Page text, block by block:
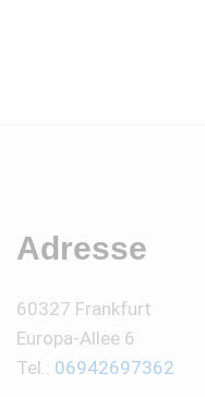
Adresse
60327 Frankfurt
Europa-Allee 6
Tel.: 06942697362